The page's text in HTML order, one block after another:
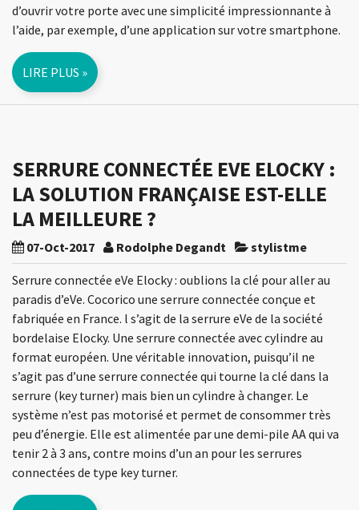
d’ouvrir votre porte avec une simplicité impressionnante à
l’aide, par exemple, d’une application sur votre smartphone.
LIRE PLUS »
SERRURE CONNECTÉE EVE ELOCKY :
LA SOLUTION FRANÇAISE EST-ELLE
LA MEILLEURE ?
07-Oct-2017 Rodolphe Degandt stylistme
Serrure connectée eVe Elocky : oublions la clé pour aller au
paradis d’eVe. Cocorico une serrure connectée conçue et
fabriquée en France. l s’agit de la serrure eVe de la société
bordelaise Elocky. Une serrure connectée avec cylindre au
format européen. Une véritable innovation, puisqu’il ne
s’agit pas d’une serrure connectée qui tourne la clé dans la
serrure (key turner) mais bien un cylindre à changer. Le
système n’est pas motorisé et permet de consommer très
peu d’énergie. Elle est alimentée par une demi-pile AA qui va
tenir 2 à 3 ans, contre moins d’un an pour les serrures
connectées de type key turner.